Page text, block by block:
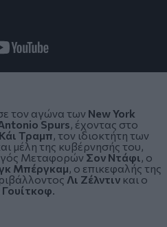
τον αγώνα των New York
Spurs, έχοντας στο
Κάι Τραμπ, τον ιδιοκτήτη των
μέλη της κυβέρνησής του,
ΜεταφορώνΣον Ντάφι, ο
Μπέργκαμ, ο επικεφαλής της
Λι Ζέλντιν και ο
Γουίτκοφ.